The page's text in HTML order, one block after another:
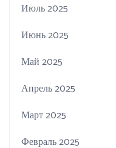
Июль 2025
Июнь 2025
Май 2025
Апрель 2025
Март 2025
Февраль 2025